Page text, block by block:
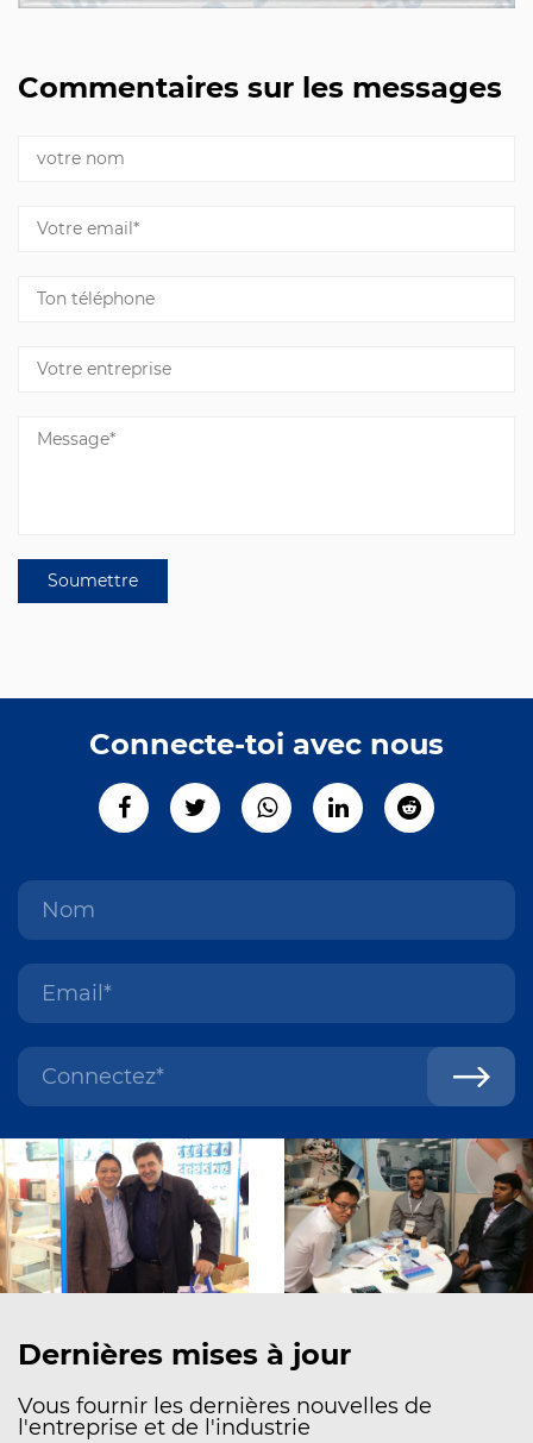
Commentaires sur les messages
Connecte-toi avec nous
Dernières mises à jour
Vous fournir les dernières nouvelles de
l'entreprise et de l'industrie